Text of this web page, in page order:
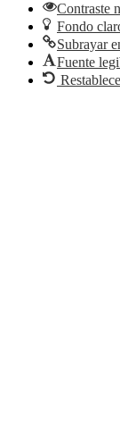
Contraste
Fondo
Subrayar
Fuente